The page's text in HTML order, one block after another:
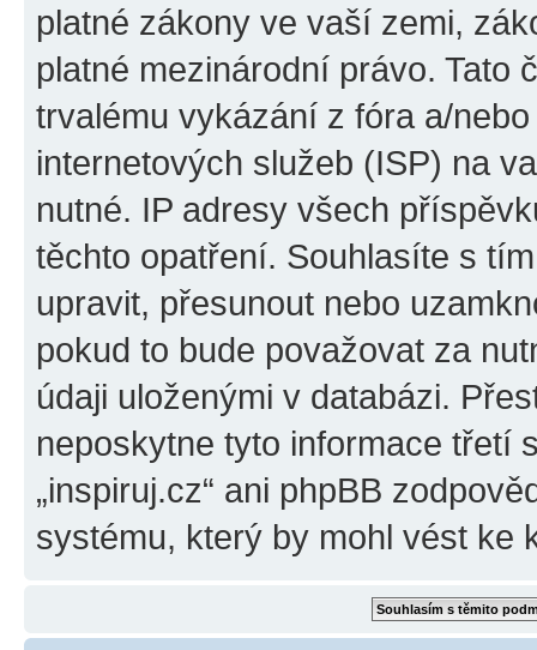
platné zákony ve vaší zemi,
platné mezinárodní právo. Tato
trvalému vykázání z fóra a/
internetových služeb (ISP) na
nutné. IP adresy všech
těchto opatření. Souhlasíte s
upravit, přesunout nebo
pokud to bude považovat za
údaji uloženými v databázi.
neposkytne tyto informace třetí
„inspiruj.cz“ ani phpBB
systému, který by mohl vést ke